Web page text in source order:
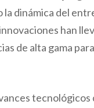
la dinámica del
han
de alta gama